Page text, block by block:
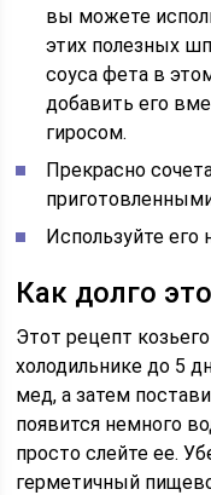
вы можете
этих полезных
соуса фета в
добавить его
гиросом.
Прекрасно
Используйте его
Как долго
Этот рецепт
холодильникедо 5
мед, а затем
появится немного
просто слейте ее.
герметичный